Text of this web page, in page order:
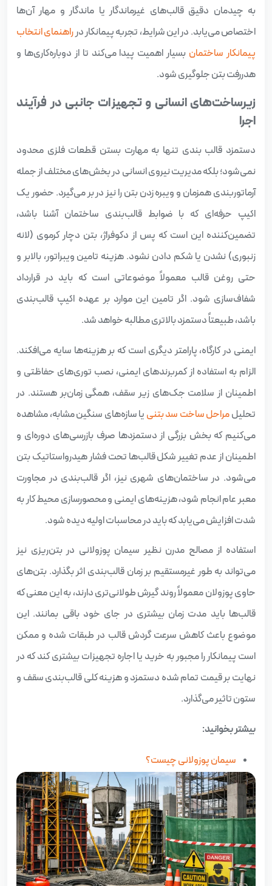
به چیدمان دقیق قالب‌های غیرماندگار یا ماندگار و مهار آن‌ها
اختصاص می‌یابد. در این شرایط، تجربه پیمانکار درراهنمای انتخاب
پیمانکار ساختمانبسیار اهمیت پیدا می‌کند تا از دوباره‌کاری‌ها و
هدررفت بتن جلوگیری شود.
زیرساخت‌های انسانی و تجهیزات جانبی در فرآیند
اجرا
دستمزد قالب‌ بندی تنها به مهارت بستن قطعات فلزی محدود
نمی‌شود؛ بلکه مدیریت نیروی انسانی در بخش‌های مختلف از جمله
آرماتوربندی همزمان و ویبره زدن بتن را نیز در بر می‌گیرد. حضور یک
اکیپ حرفه‌ای که با ضوابط قالب‌بندی ساختمان آشنا باشد،
تضمین‌کننده این است که پس از دکوفراژ، بتن دچار کرموی (لانه
زنبوری) نشدن یا شکم دادن نشود. هزینه تامین ویبراتور، بالابر و
حتی روغن قالب معمولاً موضوعاتی است که باید در قرارداد
شفاف‌سازی شود. اگر تامین این موارد بر عهده اکیپ قالب‌بندی
باشد، طبیعتاً دستمزد بالاتری مطالبه خواهد شد.
ایمنی در کارگاه، پارامتر دیگری است که بر هزینه‌ها سایه می‌افکند.
الزام به استفاده از کمربرندهای ایمنی، نصب توری‌های حفاظتی و
اطمینان از سلامت جک‌های زیر سقف، همگی زمان‌بر هستند. در
تحلیلمراحل ساخت سد بتنییا سازه‌های سنگین مشابه، مشاهده
می‌کنیم که بخش بزرگی از دستمزدها صرف بازرسی‌های دوره‌ای و
اطمینان از عدم تغییر شکل قالب‌ها تحت فشار هیدرواستاتیک بتن
می‌شود. در ساختمان‌های شهری نیز، اگر قالب‌بندی در مجاورت
معبر عام انجام شود، هزینه‌های ایمنی و محصور‌سازی محیط کار به
شدت افزایش می‌یابد که باید در محاسبات اولیه دیده شود.
استفاده از مصالح مدرن نظیر سیمان پوزولانی در بتن‌ریزی نیز
می‌تواند به طور غیرمستقیم بر زمان قالب‌بندی اثر بگذارد. بتن‌های
حاوی پوزولان معمولاً روند گیرش طولانی‌تری دارند، به این معنی که
قالب‌ها باید مدت زمان بیشتری در جای خود باقی بمانند. این
موضوع باعث کاهش سرعت گردش قالب در طبقات شده و ممکن
است پیمانکار را مجبور به خرید یا اجاره تجهیزات بیشتری کند که در
نهایت بر قیمت تمام شده دستمزد و هزینه کلی قالب‌بندی سقف و
ستون تاثیر می‌گذارد.
بیشتر بخوانید:
سیمان پوزولانی چیست؟